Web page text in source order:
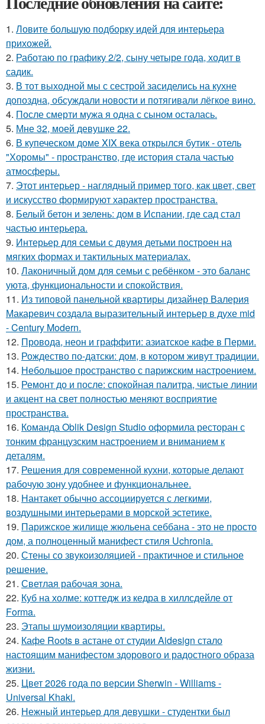
1. Ловите большую подборку идей для интерьера
прихожей.
2. Работаю по графику 2/2, сыну четыре года, ходит в
садик.
3. В тот выходной мы с сестрой засиделись на кухне
допоздна, обсуждали новости и потягивали лёгкое вино.
4. После смерти мужа я одна с сыном осталась.
5. Мне 32, моей девушке 22.
6. В купеческом доме XIX века открылся бутик - отель
"Хоромы" - пространство, где история стала частью
атмосферы.
7. Этот интерьер - наглядный пример того, как цвет, свет
и искусство формируют характер пространства.
8. Белый бетон и зелень: дом в Испании, где сад стал
частью интерьера.
9. Интерьер для семьи с двумя детьми построен на
мягких формах и тактильных материалах.
10. Лаконичный дом для семьи с ребёнком - это баланс
уюта, функциональности и спокойствия.
11. Из типовой панельной квартиры дизайнер Валерия
Макаревич создала выразительный интерьер в духе mid
- Century Modern.
12. Провода, неон и граффити: азиатское кафе в Перми.
13. Рождество по-датски: дом, в котором живут традиции.
14. Небольшое пространство с парижским настроением.
15. Ремонт до и после: спокойная палитра, чистые линии
и акцент на свет полностью меняют восприятие
пространства.
16. Команда Oblik Design Studio оформила ресторан с
тонким французским настроением и вниманием к
деталям.
17. Решения для современной кухни, которые делают
рабочую зону удобнее и функциональнее.
18. Нантакет обычно ассоциируется с легкими,
воздушными интерьерами в морской эстетике.
19. Парижское жилище жюльена себбана - это не просто
дом, а полноценный манифест стиля Uchronia.
20. Стены со звукоизоляцией - практичное и стильное
решение.
21. Светлая рабочая зона.
22. Куб на холме: коттедж из кедра в хиллсдейле от
Forma.
23. Этапы шумоизоляции квартиры.
24. Кафе Roots в астане от студии Aidesign стало
настоящим манифестом здорового и радостного образа
жизни.
25. Цвет 2026 года по версии Sherwin - Williams -
Universal Khaki.
26. Нежный интерьер для девушки - студентки был